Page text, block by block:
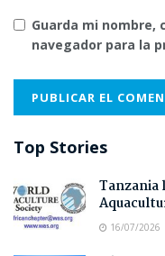
Guarda mi nombre,
navegador para la
Top Stories
Tanzania
16/07/2026